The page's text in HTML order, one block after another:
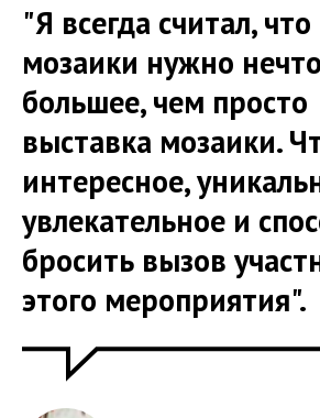
"Я всегда считал,
мозаики нужно нечто
большее, чем просто
выставка мозаики.
интересное,
увлекательное и
бросить вызов
этого мероприятия".